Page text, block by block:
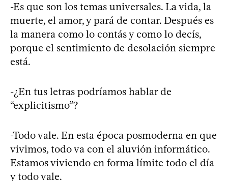
-Es que son los temas universales. La vida, la
muerte, el amor, y pará de contar. Después es
la manera como lo contás y como lo decís,
porque el sentimiento de desolación siempre
está.
-¿En tus letras podríamos hablar de
“explicitismo”?
-Todo vale. En esta época posmoderna en que
vivimos, todo va con el aluvión informático.
Estamos viviendo en forma límite todo el día
y todo vale.